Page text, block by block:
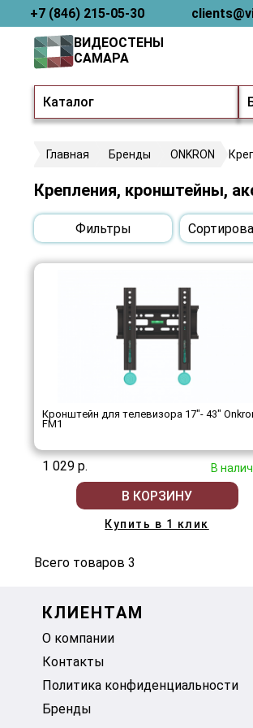
+7 (846) 215-05-30
Каталог
ВИДЕОСТЕНЫ
САМАРА
Главная Бренды ONKRON
Крепления, кронштейны,
Фильтры
Кронштейн для телевизора 17"- 43"
FM1
1 029 р. В
В КОРЗИНУ
Купить в 1 клик
Всего товаров 3
КЛИЕНТАМ
О компании
Контакты
Политика конфиденциальности
Бренды